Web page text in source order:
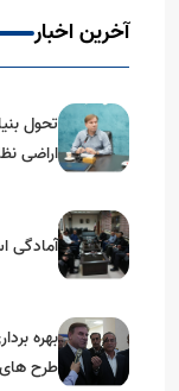
آخرین اخبار
تحول
اراضی
آمادگی
بهره
طرح